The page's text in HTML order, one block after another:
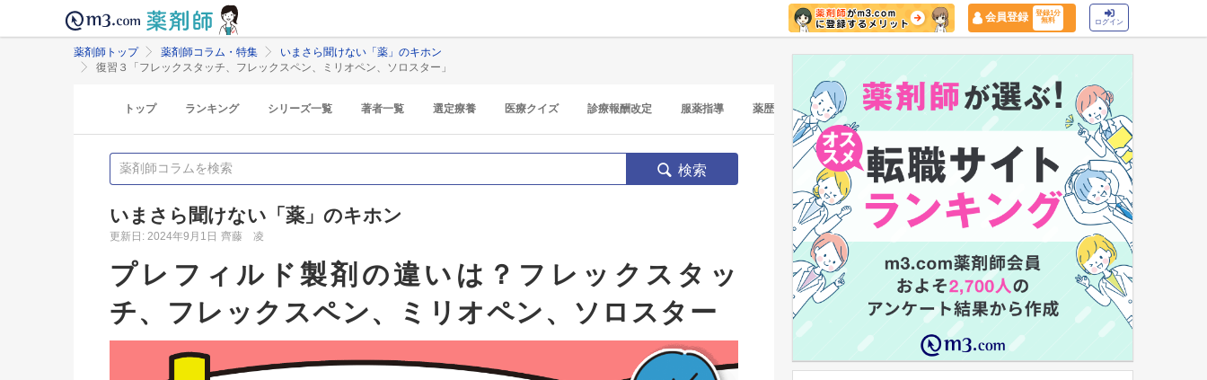
会員登録
登録1分
無料
ログイン
薬剤師トップ 薬剤師コラム・特集
いまさら聞けない「薬」のキホン
復習３「フレックスタッチ、フレックスペン、ミリオペン、ソロスター」
トップ ランキング シリーズ一覧 著者一覧 選定療養 医療クイズ 診療報酬改定 服薬指導 薬歴 マイナ保険証
検索
いまさら聞けない「薬」のキホン
更新日: 2024年9月1日 齊藤 凌
プレフィルド製剤の違いは？フレックスタッ
チ、フレックスペン、ミリオペン、ソロスター